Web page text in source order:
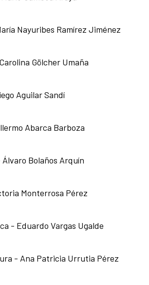
Nayuribes Ramírez Jiménez
Gölcher Umaña
Aguilar Sandí
Abarca Barboza
Bolaños Arquín
Monterrosa Pérez
- Eduardo Vargas Ugalde
- Ana Patricia Urrutia Pérez